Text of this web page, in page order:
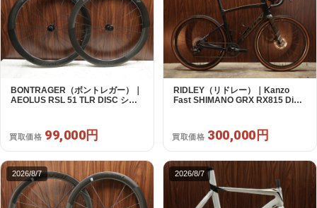
BONTRAGER（ボントレガー）｜
AEOLUS RSL 51 TLR DISC シマ
買取価格 99,000円
RIDLEY（リドレー）｜Kanzo
Fast SHIMANO GRX RX815 Di2
買取価格 300,000円
2026/8/7 2026/8/7